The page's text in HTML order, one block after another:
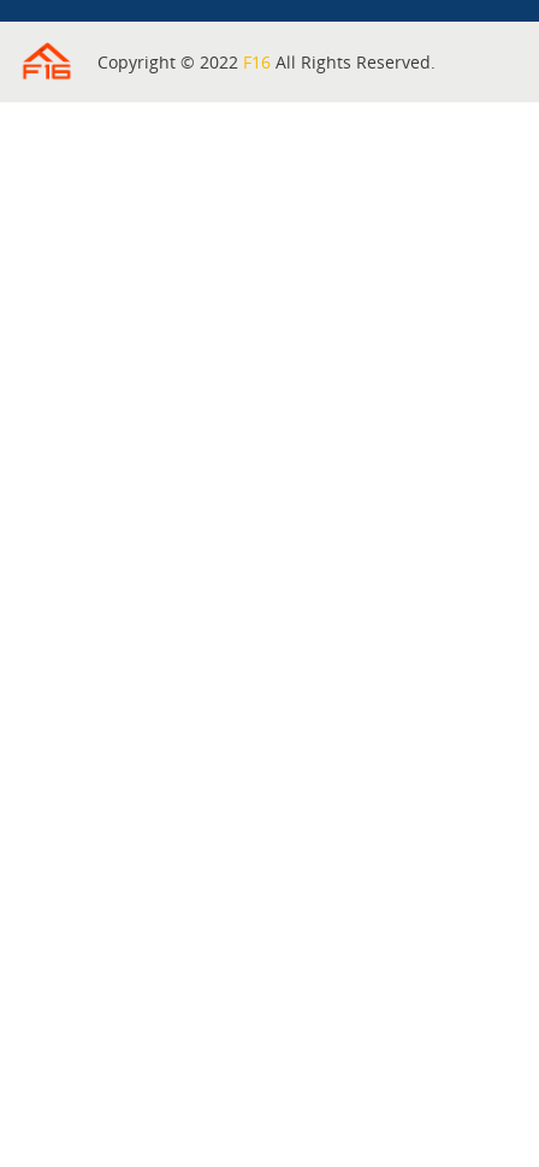
Copyright © 2022 F16 All Rights Reserved.